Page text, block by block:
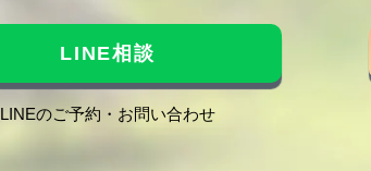
LINE相談
LINEのご予約・お問い合わせ